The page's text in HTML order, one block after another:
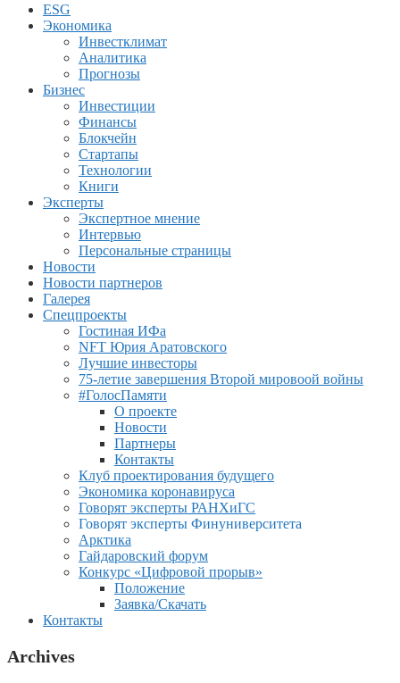
ESG
Экономика
Инвестклимат
Аналитика
Прогнозы
Бизнес
Инвестиции
Финансы
Блокчейн
Стартапы
Технологии
Книги
Эксперты
Экспертное мнение
Интервью
Персональные страницы
Новости
Новости партнеров
Галерея
Спецпроекты
Гостиная ИФа
NFT Юрия Аратовского
Лучшие инвесторы
75-летие завершения Второй мировоой войны
#ГолосПамяти
О проекте
Новости
Партнеры
Контакты
Клуб проектирования будущего
Экономика коронавируса
Говорят эксперты РАНХиГС
Говорят эксперты Финуниверситета
Арктика
Гайдаровский форум
Конкурс «Цифровой прорыв»
Положение
Заявка/Скачать
Контакты
Archives